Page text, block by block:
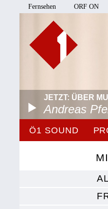
Fernsehen ORF ON
JETZT: ÜBER
Andreas
Ö1 SOUND